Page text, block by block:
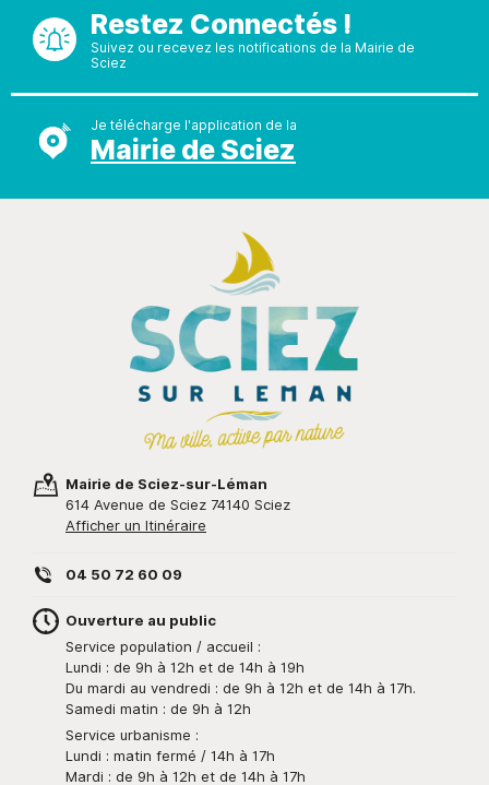
Restez Connectés !
Suivez ou recevez les notifications de la Mairie de
Sciez
Je télécharge l'application de la
Mairie de Sciez
Mairie de Sciez-sur-Léman
614 Avenue de Sciez 74140 Sciez
Afficher un Itinéraire
04 50 72 60 09
Ouverture au public
Service population / accueil :
Lundi : de 9h à 12h et de 14h à 19h
Du mardi au vendredi : de 9h à 12h et de 14h à 17h.
Samedi matin : de 9h à 12h
Service urbanisme :
Lundi : matin fermé / 14h à 17h
Mardi : de 9h à 12h et de 14h à 17h